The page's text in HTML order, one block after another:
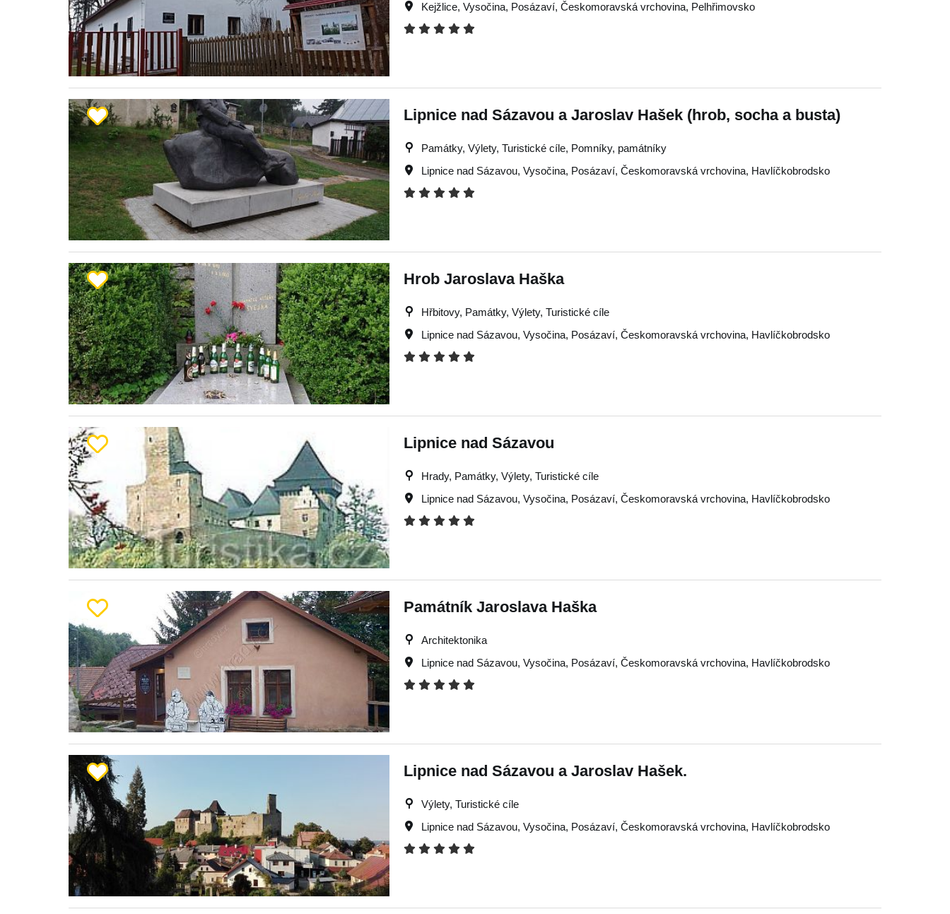
Kejžlice, Vysočina, Posázaví, Českomoravská vrchovina, Pelhřimovsko
Lipnice nad Sázavou a Jaroslav Hašek (hrob, socha a busta)
Památky, Výlety, Turistické cíle, Pomníky, památníky
Lipnice nad Sázavou, Vysočina, Posázaví, Českomoravská vrchovina, Havlíčkobrodsko
Hrob Jaroslava Haška
Hřbitovy, Památky, Výlety, Turistické cíle
Lipnice nad Sázavou, Vysočina, Posázaví, Českomoravská vrchovina, Havlíčkobrodsko
Lipnice nad Sázavou
Hrady, Památky, Výlety, Turistické cíle
Lipnice nad Sázavou, Vysočina, Posázaví, Českomoravská vrchovina, Havlíčkobrodsko
Památník Jaroslava Haška
Architektonika
Lipnice nad Sázavou, Vysočina, Posázaví, Českomoravská vrchovina, Havlíčkobrodsko
Lipnice nad Sázavou a Jaroslav Hašek.
Výlety, Turistické cíle
Lipnice nad Sázavou, Vysočina, Posázaví, Českomoravská vrchovina, Havlíčkobrodsko